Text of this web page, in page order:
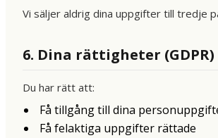
Vi säljer aldrig dina uppgifter till tredje
6. Dina rättigheter (GDPR)
Du har rätt att:
Få tillgång till dina
Få felaktiga uppgifter rättade